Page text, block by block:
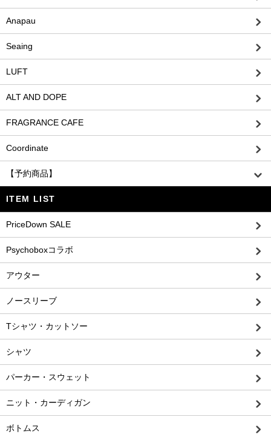
Anapau
Seaing
LUFT
ALT AND DOPE
FRAGRANCE CAFE
Coordinate
【予約商品】
ITEM LIST
PriceDown SALE
Psychoboxコラボ
アウター
ノースリーブ
Tシャツ・カットソー
シャツ
パーカー・スウェット
ニット・カーディガン
ボトムス